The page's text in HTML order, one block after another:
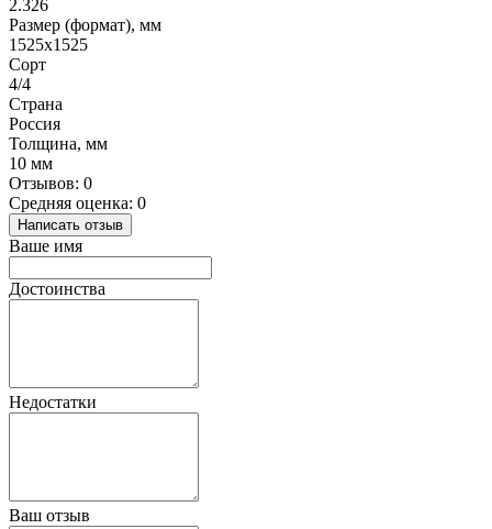
2.326
Размер (формат), мм
1525х1525
Сорт
4/4
Страна
Россия
Толщина, мм
10 мм
Отзывов: 0
Средняя оценка: 0
Написать отзыв
Ваше имя
Достоинства
Недостатки
Ваш отзыв